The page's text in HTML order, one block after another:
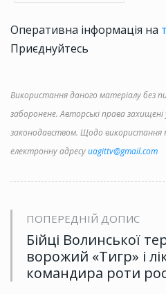
Оперативна інформація на
Приєднуйтесь
Використання даного матеріалу без
заборонене. Авторські права
законодавством. Щодо використання
електронну адресуuagittv@gmail.com
ПОПЕРЕДНІЙ ДОПИС
Бійці Волинської
ворожий «Тигр» і
командира роти